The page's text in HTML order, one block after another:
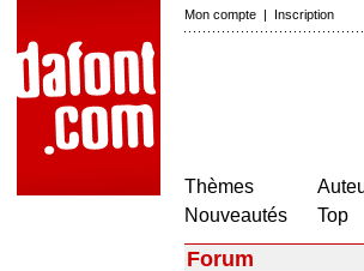
Mon compte | Inscription
Thèmes
Nouveautés
Top
Forum